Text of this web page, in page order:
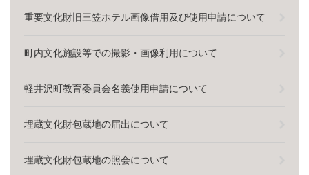
重要文化財旧三笠ホテル画像借用及び使用申請について
町内文化施設等での撮影・画像利用について
軽井沢町教育委員会名義使用申請について
埋蔵文化財包蔵地の届出について
埋蔵文化財包蔵地の照会について